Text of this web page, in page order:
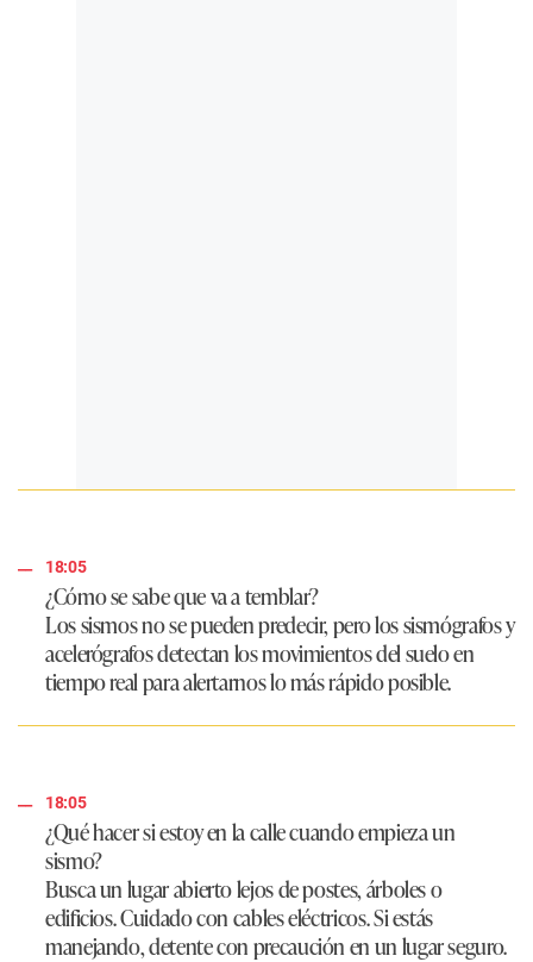
18:05
¿Cómo se sabe que va a temblar?
Los sismos no se pueden predecir, pero los sismógrafos y
acelerógrafos detectan los movimientos del suelo en
tiempo real para alertarnos lo más rápido posible.
18:05
¿Qué hacer si estoy en la calle cuando empieza un
sismo?
Busca un lugar abierto lejos de postes, árboles o
edificios. Cuidado con cables eléctricos. Si estás
manejando, detente con precaución en un lugar seguro.